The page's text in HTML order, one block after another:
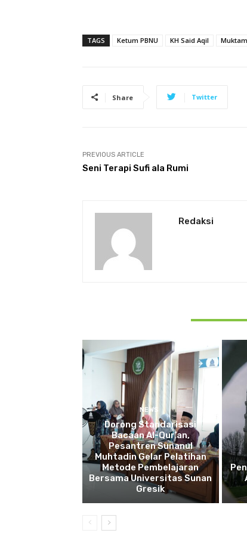
TAGS Ketum PBNU KH Said Aqil
Share Twitter
PREVIOUS ARTICLE
Seni Terapi Sufi ala Rumi
Redaksi
NEWS
Dorong Standarisasi
Bacaan Al-Qur’an,
Pesantren Sunanul
Muhtadin Gelar Pelatihan
Metode Pembelajaran
Bersama Universitas Sunan
Gresik